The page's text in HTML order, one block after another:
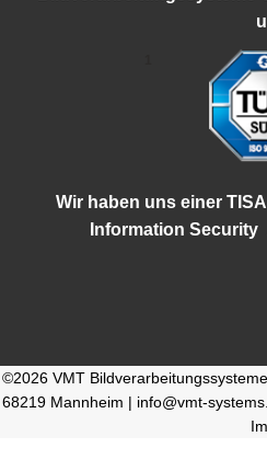
Wir haben uns einer
Information Security
©2026 VMT
68219 Mannheim | info@vmt-